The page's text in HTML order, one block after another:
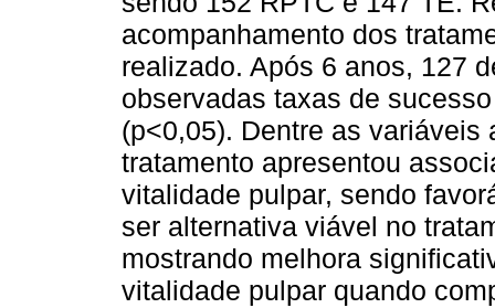
acompanhamento dos
realizado. Após 6 anos, 127
observadas taxas de
(p<0,05). Dentre as
tratamento apresentou
vitalidade pulpar, sendo
ser alternativa viável no
mostrando melhora
vitalidade pulpar quando